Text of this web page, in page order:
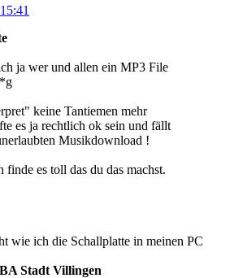
ja wer und allen ein MP3 File
keine Tantiemen mehr
es ja rechtlich ok sein und fällt
Musikdownload !
es toll das du das machst.
wie ich die Schallplatte in meinen PC
Stadt Villingen